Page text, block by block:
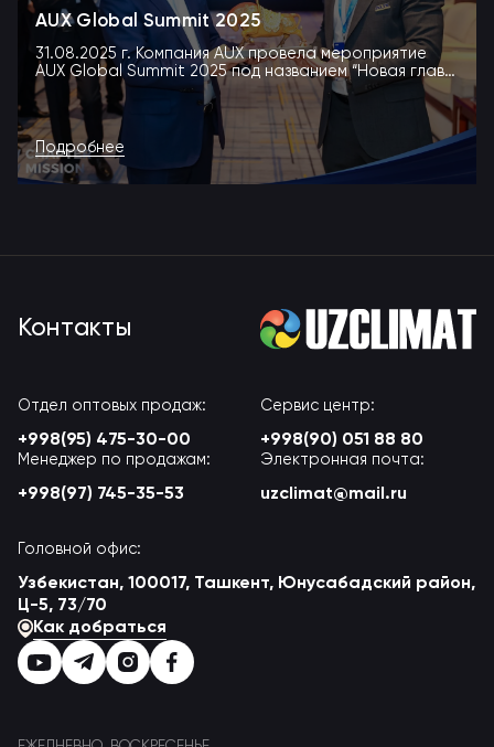
AUX Global Summit 2025
31.08.2025 г. Компания AUX провела мероприятие
AUX Global Summit 2025 под названием “Новая глава,
но...
Подробнее
Контакты
Отдел оптовых продаж:
+998(95) 475-30-00
Сервис центр:
+998(90) 051 88 80
Менеджер по продажам:
+998(97) 745-35-53
Электронная почта:
uzclimat@mail.ru
Головной офис:
Узбекистан, 100017, Ташкент, Юнусабадский район,
Ц-5, 73/70
Как добраться